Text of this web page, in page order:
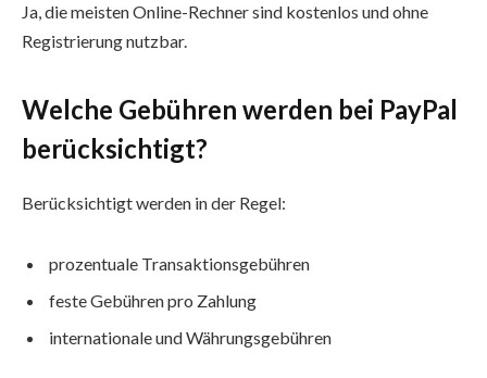
Ja, die meisten Online-Rechner sind kostenlos und ohne
Registrierung nutzbar.
Welche Gebühren werden bei PayPal
berücksichtigt?
Berücksichtigt werden in der Regel:
prozentuale Transaktionsgebühren
feste Gebühren pro Zahlung
internationale und Währungsgebühren